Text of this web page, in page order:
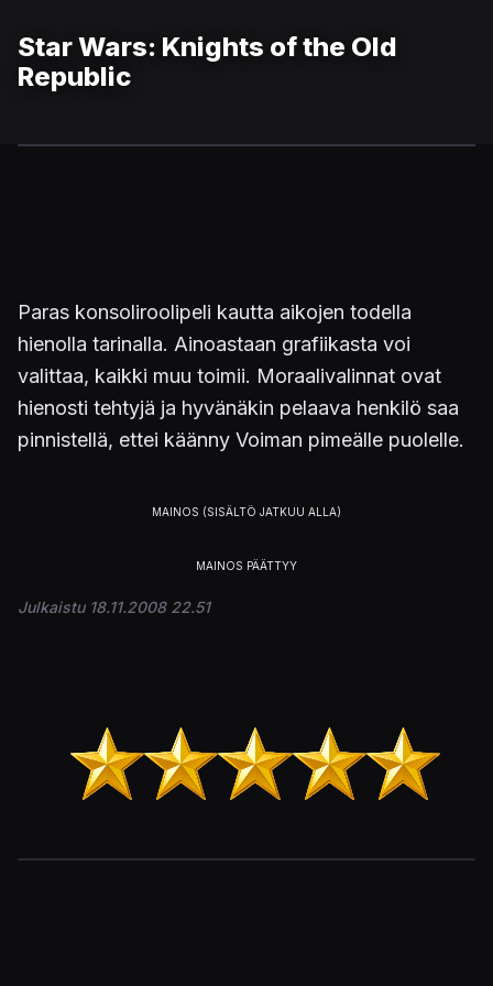
Star Wars: Knights of the Old
Republic
Paras konsoliroolipeli kautta aikojen todella
hienolla tarinalla. Ainoastaan grafiikasta voi
valittaa, kaikki muu toimii. Moraalivalinnat ovat
hienosti tehtyjä ja hyvänäkin pelaava henkilö saa
pinnistellä, ettei käänny Voiman pimeälle puolelle.
Julkaistu 18.11.2008 22.51